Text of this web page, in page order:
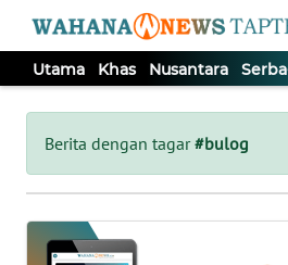
Utama Khas Nusantara
Berita dengan tagar#bulog
Tutup
UTAMA
KHAS